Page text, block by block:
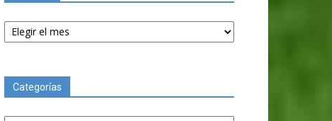
Archivos
Categorías
Categorías